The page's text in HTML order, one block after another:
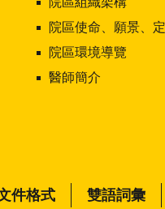
院區使命、願景、定位及核心價
院區環境導覽
醫師簡介
件格式 雙語詞彙